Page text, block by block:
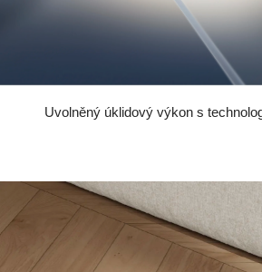
Uvolněný úklidový výkon s